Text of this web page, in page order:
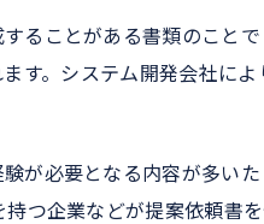
ることがある書類のことで
す。システム開発会社によ
が必要となる内容が多いた
つ企業などが提案依頼書